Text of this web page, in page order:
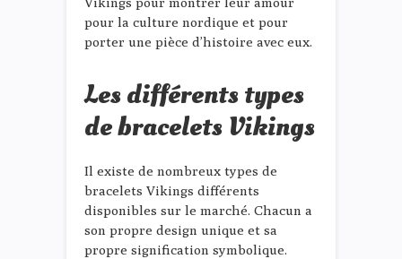
pour la culture nordique et pour
porter une pièce d’histoire avec eux.
Les différents types
de bracelets Vikings
Il existe de nombreux types de
bracelets Vikings différents
disponibles sur le marché. Chacun a
son propre design unique et sa
propre signification symbolique.